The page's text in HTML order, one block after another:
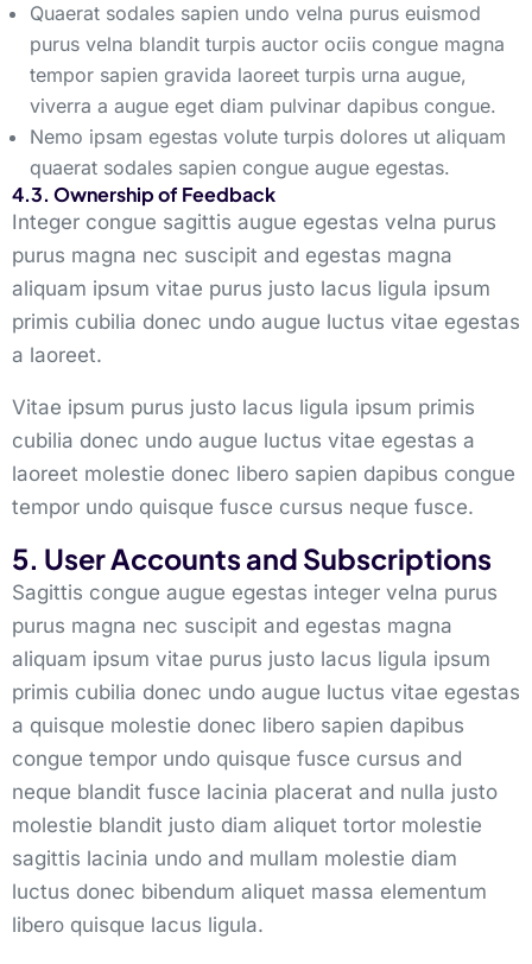
Quaerat sodales sapien undo velna purus euismod
purus velna blandit turpis auctor ociis congue magna
tempor sapien gravida laoreet turpis urna augue,
viverra a augue eget diam pulvinar dapibus congue.
Nemo ipsam egestas volute turpis dolores ut aliquam
quaerat sodales sapien congue augue egestas.
4.3. Ownership of Feedback
Integer congue sagittis augue egestas velna purus
purus magna nec suscipit and egestas magna
aliquam ipsum vitae purus justo lacus ligula ipsum
primis cubilia donec undo augue luctus vitae egestas
a laoreet.
Vitae ipsum purus justo lacus ligula ipsum primis
cubilia donec undo augue luctus vitae egestas a
laoreet molestie donec libero sapien dapibus congue
tempor undo quisque fusce cursus neque fusce.
5. User Accounts and Subscriptions
Sagittis congue augue egestas integer velna purus
purus magna nec suscipit and egestas magna
aliquam ipsum vitae purus justo lacus ligula ipsum
primis cubilia donec undo augue luctus vitae egestas
a quisque molestie donec libero sapien dapibus
congue tempor undo quisque fusce cursus and
neque blandit fusce lacinia placerat and nulla justo
molestie blandit justo diam aliquet tortor molestie
sagittis lacinia undo and mullam molestie diam
luctus donec bibendum aliquet massa elementum
libero quisque lacus ligula.